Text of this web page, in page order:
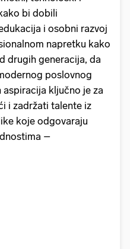
bi dobili
i osobni razvoj
napretku kako
drugih generacija, da
poslovnog
aspiracija ključno je za
i zadržati talente iz
koje odgovaraju
–